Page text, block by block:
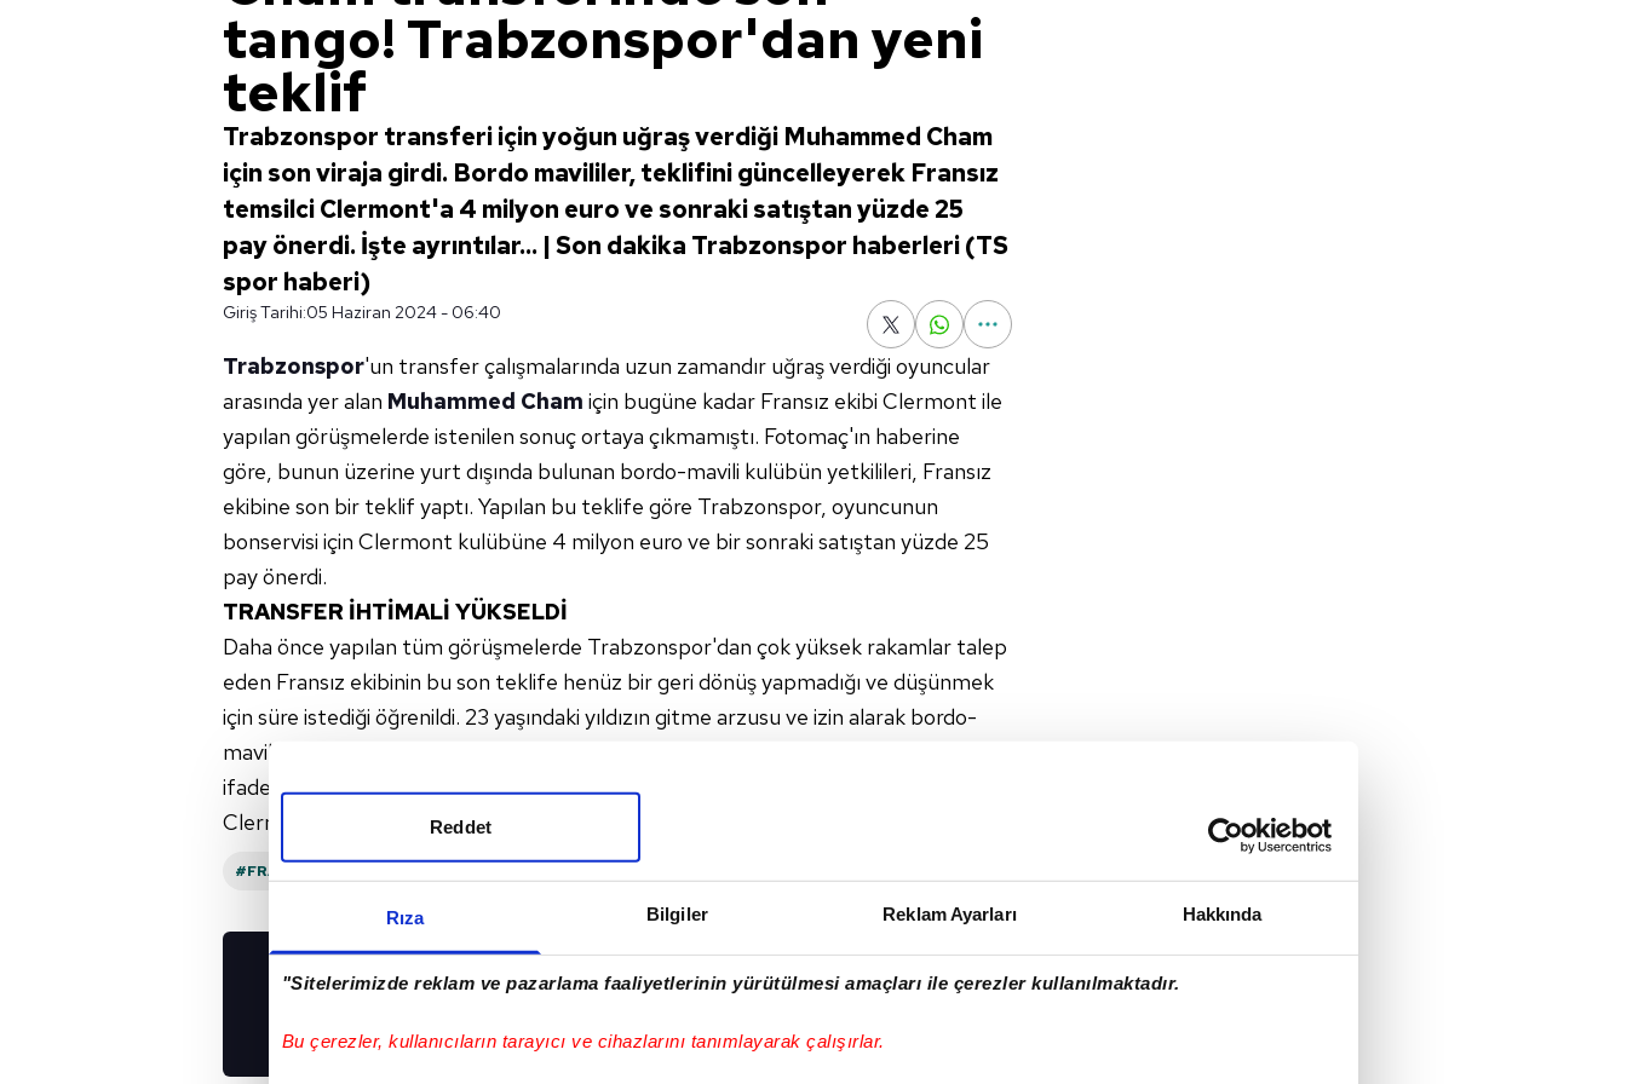
Rıza Bilgiler Reklam Ayarları Hakkında
"Sitelerimizde reklam ve pazarlama faaliyetlerinin yürütülmesi amaçları ile çerezler kullanılmaktadır.
Bu çerezler, kullanıcıların tarayıcı ve cihazlarını tanımlayarak çalışırlar.
Reddet
tango! Trabzonspor'dan yeni
teklif
Trabzonspor transferi için yoğun uğraş verdiği Muhammed Cham
için son viraja girdi. Bordo mavililer, teklifini güncelleyerek Fransız
temsilci Clermont'a 4 milyon euro ve sonraki satıştan yüzde 25
pay önerdi. İşte ayrıntılar... | Son dakika Trabzonspor haberleri (TS
spor haberi)
Giriş Tarihi:05 Haziran 2024 - 06:40
Trabzonspor'un transfer çalışmalarında uzun zamandır uğraş verdiği oyuncular
arasında yer alan Muhammed Cham için bugüne kadar Fransız ekibi Clermont ile
yapılan görüşmelerde istenilen sonuç ortaya çıkmamıştı. Fotomaç'ın haberine
göre, bunun üzerine yurt dışında bulunan bordo-mavili kulübün yetkilileri, Fransız
ekibine son bir teklif yaptı. Yapılan bu teklife göre Trabzonspor, oyuncunun
bonservisi için Clermont kulübüne 4 milyon euro ve bir sonraki satıştan yüzde 25
pay önerdi.
TRANSFER İHTİMALİ YÜKSELDİ
Daha önce yapılan tüm görüşmelerde Trabzonspor'dan çok yüksek rakamlar talep
eden Fransız ekibinin bu son teklife henüz bir geri dönüş yapmadığı ve düşünmek
için süre istediği öğrenildi. 23 yaşındaki yıldızın gitme arzusu ve izin alarak bordo-
mavililer ile yaptığı ön anlaşmanın bu transferin gerçekleşme ihtimalini artırdığı
ifade edildi. Bu arada Fransız basını Trabzonspor'un bu son teklifi karşısında
Clermont'un daha fazla direnemeyeceğini vurguladı.
#FRANSA
UYGULAMALARIMIZI